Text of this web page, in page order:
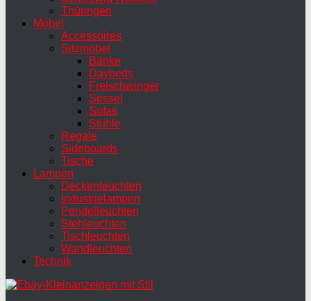
Thüringen
Möbel
Accessoires
Sitzmöbel
Bänke
Daybeds
Freischwinger
Sessel
Sofas
Stühle
Regale
Sideboards
Tische
Lampen
Deckenleuchten
Industrielampen
Pendelleuchten
Stehleuchten
Tischleuchten
Wandleuchten
Technik